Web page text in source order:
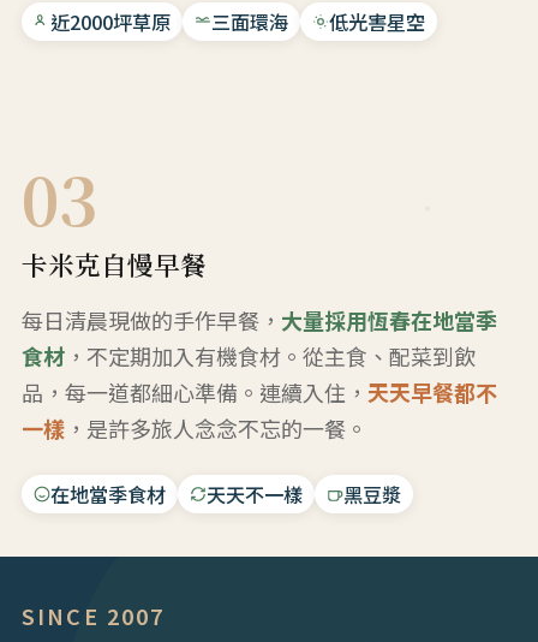
近2000坪草原 三面環海 低光害星空
03
卡米克自慢早餐
每日清晨現做的手作早餐， 大量採用恆春在地當季
食材，不定期加入有機食材。從主食、配菜到飲
品，每一道都細心準備。連續入住， 天天早餐都不
一樣，是許多旅人念念不忘的一餐。
在地當季食材 天天不一樣 黑豆漿
SINCE 2007